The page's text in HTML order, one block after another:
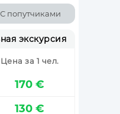
С попутчиками
экскурсия
Цена за 1 чел.
170 €
130 €